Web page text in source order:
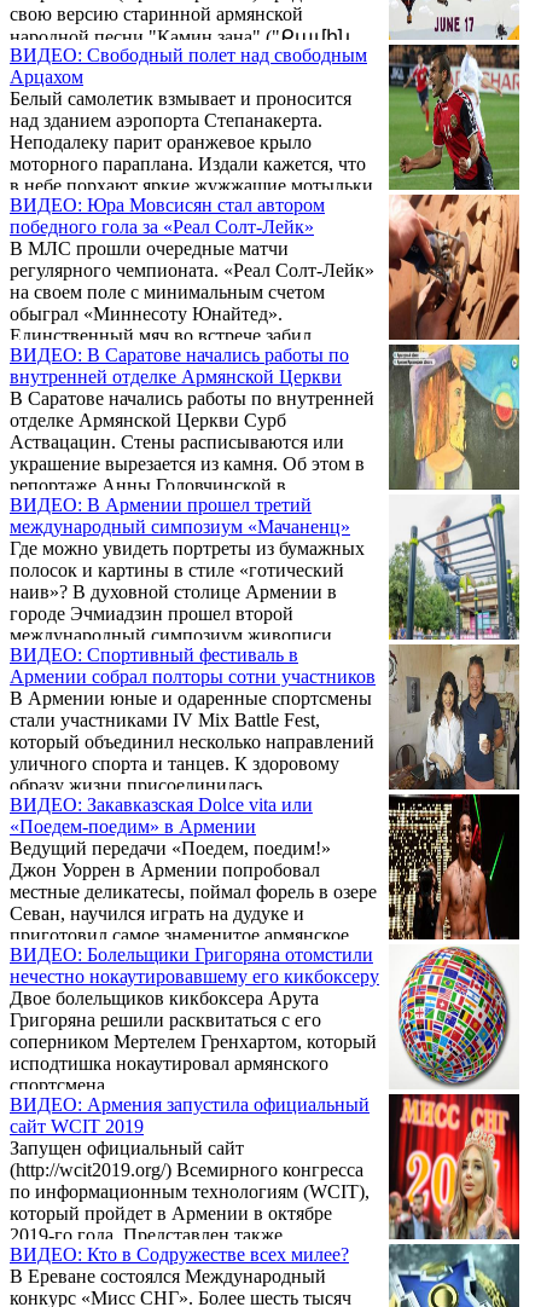
свою версию старинной армянской
народной песни "Камин зана" ("Քամին
զանա"). Песня является частью проекта
"Dashterov", о старте которой певцы
заявили в июне. В рамках проекта будут
представлены армянские народные песни в
новой, современной обработке. 16-го июня
дуэтом была презентована песня "Al
Eghnim".
ВИДЕО: Свободный полет над свободным
Арцахом
Белый самолетик взмывает и проносится
над зданием аэропорта Степанакерта.
Неподалеку парит оранжевое крыло
моторного параплана. Издали кажется, что
в небе порхают яркие жужжащие мотыльки.
В Нагорном Карабахе 17 июня впервые
прошел воздушный фестиваль «Арцах Эйр
фест».
ВИДЕО: Юра Мовсисян стал автором
победного гола за «Реал Солт-Лейк»
В МЛС прошли очередные матчи
регулярного чемпионата. «Реал Солт-Лейк»
на своем поле с минимальным счетом
обыграл «Миннесоту Юнайтед».
Единственный мяч во встрече забил
бывший форвард сборной Армении Юра
Мовсисян.
ВИДЕО: В Саратове начались работы по
внутренней отделке Армянской Церкви
В Саратове начались работы по внутренней
отделке Армянской Церкви Сурб
Аствацацин. Стены расписываются или
украшение вырезается из камня. Об этом в
репортаже Анны Головчинской в
программе "Вести. Саратов".
ВИДЕО: В Армении прошел третий
международный симпозиум «Мачаненц»
Где можно увидеть портреты из бумажных
полосок и картины в стиле «готический
наив»? В духовной столице Армении в
городе Эчмиадзин прошел второй
международный симпозиум живописи
«Мачаненц». Кто стал участником
фестиваля и на каком языке говорили
художники из разных стран – узнаете в
репортаже МТРК МИР.
ВИДЕО: Спортивный фестиваль в
Армении собрал полторы сотни участников
В Армении юные и одаренные спортсмены
стали участниками IV Mix Battle Fest,
который объединил несколько направлений
уличного спорта и танцев. К здоровому
образу жизни присоединилась
корреспондент телеканала «МИР 24» Лилит
Мадунц.
ВИДЕО: Закавказская Dolce vita или
«Поедем-поедим» в Армении
Ведущий передачи «Поедем, поедим!»
Джон Уоррен в Армении попробовал
местные деликатесы, поймал форель в озере
Севан, научился играть на дудуке и
приготовил самое знаменитое армянское
блюдо - толму. Передача «Поедем, поедим!»
уже второй раз гостит в Армении. В
первый раз съемочная группа посетила
нашу страну в 2014 году.
ВИДЕО: Болельщики Григоряна отомстили
нечестно нокаутировавшему его кикбоксеру
Двое болельщиков кикбоксера Арута
Григоряна решили расквитаться с его
соперником Мертелем Гренхартом, который
исподтишка нокаутировал армянского
спортсмена.
ВИДЕО: Армения запустила официальный
сайт WCIT 2019
Запущен официальный сайт
(http://wcit2019.org/) Всемирного конгресса
по информационным технологиям (WCIT),
который пройдет в Армении в октябре
2019-го года. Представлен также
официальный ролик WCIT2019, который
проводится под лозунгом "Переосмыслить
центр" ( Rethinking the center).
ВИДЕО: Кто в Содружестве всех милее?
В Ереване состоялся Международный
конкурс «Мисс СНГ». Более шесть тысяч